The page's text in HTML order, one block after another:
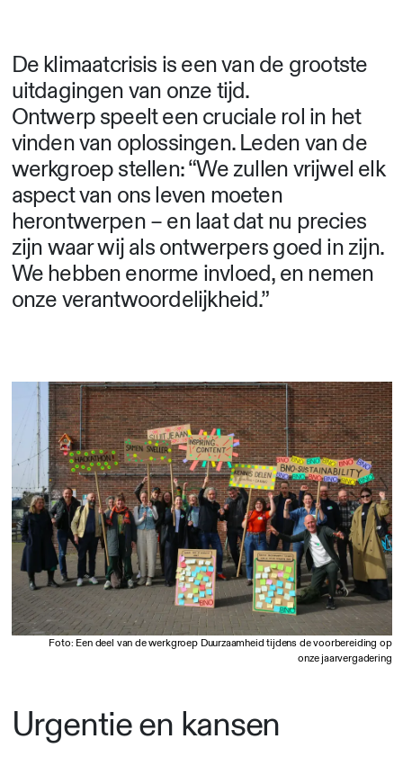
De klimaatcrisis is een van de grootste
uitdagingen van onze tijd.
Ontwerp speelt een cruciale rol in het
vinden van oplossingen. Leden van de
werkgroep stellen: “We zullen vrijwel elk
aspect van ons leven moeten
herontwerpen – en laat dat nu precies
zijn waar wij als ontwerpers goed in zijn.
We hebben enorme invloed, en nemen
onze verantwoordelijkheid.”
Foto: Een deel van de werkgroep Duurzaamheid tijdens de voorbereiding op
onze jaarvergadering
Urgentie en kansen